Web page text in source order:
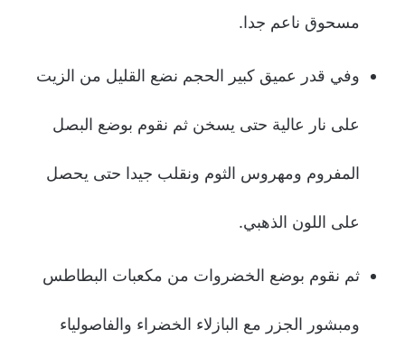
مسحوق ناعم جدا.
وفي قدر عميق كبير الحجم نضع القليل من الزيت
على نار عالية حتى يسخن ثم نقوم بوضع البصل
المفروم ومهروس الثوم ونقلب جيدا حتى يحصل
على اللون الذهبي.
ثم نقوم بوضع الخضروات من مكعبات البطاطس
ومبشور الجزر مع البازلاء الخضراء والفاصولياء